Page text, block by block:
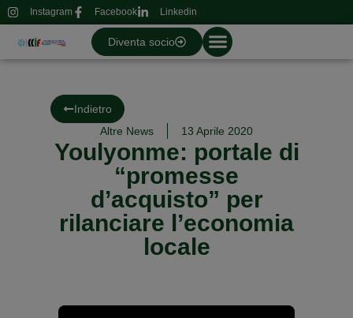
Instagram Facebook Linkedin
Diventa socio
Indietro
Altre News
13 Aprile 2020
Youlyonme: portale di
“promesse
d’acquisto” per
rilanciare l’economia
locale